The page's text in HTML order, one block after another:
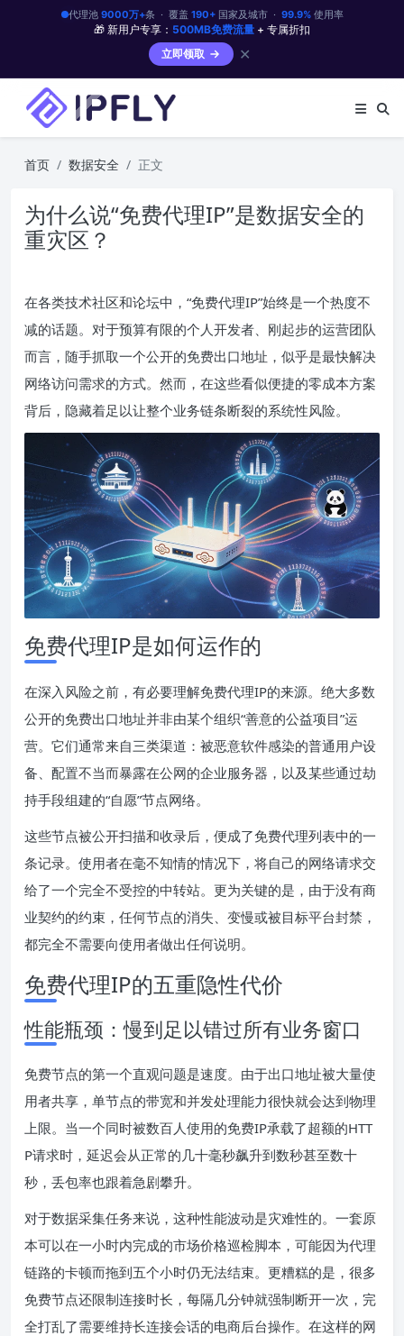
代理池 9000万+条 · 覆盖 190+国家及城市 · 99.9%使用率
🎁 新用户专享： 500MB免费流量 + 专属折扣
立即领取
✕
首页 数据安全 正文
为什么说“免费代理IP”是数据安全的
重灾区？
在各类技术社区和论坛中，“免费代理IP”始终是一个热度不
减的话题。对于预算有限的个人开发者、刚起步的运营团队
而言，随手抓取一个公开的免费出口地址，似乎是最快解决
网络访问需求的方式。然而，在这些看似便捷的零成本方案
背后，隐藏着足以让整个业务链条断裂的系统性风险。
免费代理IP是如何运作的
在深入风险之前，有必要理解免费代理IP的来源。绝大多数
公开的免费出口地址并非由某个组织“善意的公益项目”运
营。它们通常来自三类渠道：被恶意软件感染的普通用户设
备、配置不当而暴露在公网的企业服务器，以及某些通过劫
持手段组建的“自愿”节点网络。
这些节点被公开扫描和收录后，便成了免费代理列表中的一
条记录。使用者在毫不知情的情况下，将自己的网络请求交
给了一个完全不受控的中转站。更为关键的是，由于没有商
业契约的约束，任何节点的消失、变慢或被目标平台封禁，
都完全不需要向使用者做出任何说明。
免费代理IP的五重隐性代价
性能瓶颈：慢到足以错过所有业务窗口
免费节点的第一个直观问题是速度。由于出口地址被大量使
用者共享，单节点的带宽和并发处理能力很快就会达到物理
上限。当一个同时被数百人使用的免费IP承载了超额的HTT
P请求时，延迟会从正常的几十毫秒飙升到数秒甚至数十
秒，丢包率也跟着急剧攀升。
对于数据采集任务来说，这种性能波动是灾难性的。一套原
本可以在一小时内完成的市场价格巡检脚本，可能因为代理
链路的卡顿而拖到五个小时仍无法结束。更糟糕的是，很多
免费节点还限制连接时长，每隔几分钟就强制断开一次，完
全打乱了需要维持长连接会话的电商后台操作。在这样的网